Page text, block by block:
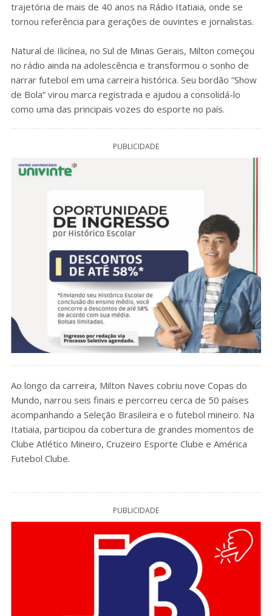
trajetória de mais de 40 anos na Rádio Itatiaia, onde se
tornou referência para gerações de ouvintes e jornalistas.
Natural de Ilicínea, no Sul de Minas Gerais, Milton começou
no rádio ainda na adolescência e transformou o sonho de
narrar futebol em uma carreira histórica. Seu bordão “Show
de Bola” virou marca registrada e ajudou a consolidá-lo
como uma das principais vozes do esporte no país.
PUBLICIDADE
Ao longo da carreira, Milton Naves cobriu nove Copas do
Mundo, narrou seis finais e percorreu cerca de 50 países
acompanhando a Seleção Brasileira e o futebol mineiro. Na
Itatiaia, participou da cobertura de grandes momentos de
Clube Atlético Mineiro, Cruzeiro Esporte Clube e América
Futebol Clube.
PUBLICIDADE